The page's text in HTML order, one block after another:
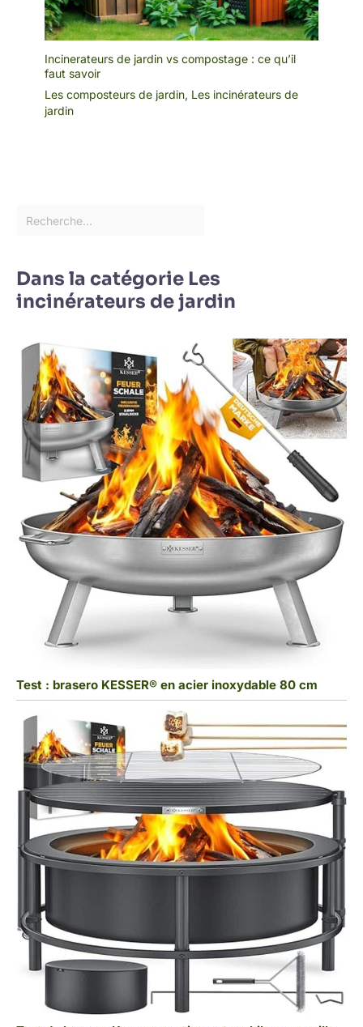
Incinerateurs de jardin vs compostage : ce qu’il
faut savoir
Les composteurs de jardin, Les incinérateurs de
jardin
Dans la catégorie Les
incinérateurs de jardin
Test : brasero KESSER® en acier inoxydable 80 cm